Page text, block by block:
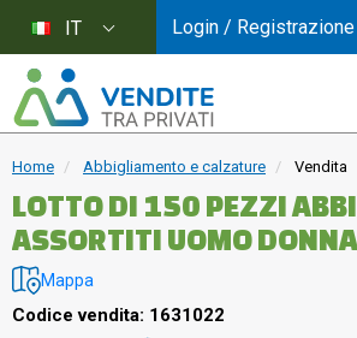
Home Abbigliamento e calzature Vendita
LOTTO DI 150 PEZZI
ASSORTITI UOMO DONNA
Mappa
Codice vendita: 1631022
IT Login / Registrazione